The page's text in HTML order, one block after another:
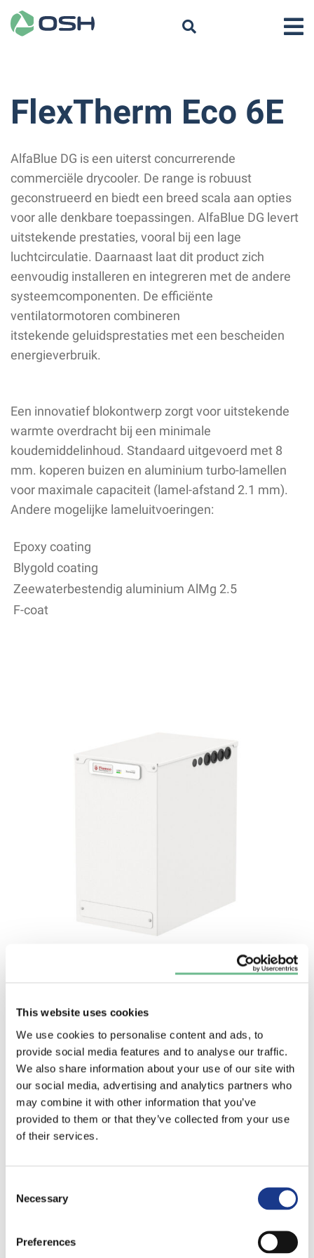
This website uses cookies
We use cookies to personalise content and ads, to
provide social media features and to analyse our traffic.
We also share information about your use of our site with
our social media, advertising and analytics partners who
may combine it with other information that you’ve
provided to them or that they’ve collected from your use
of their services.
Selection
Necessary
Preferences
FlexTherm Eco 6E
AlfaBlue DG is een uiterst concurrerende
commerciële drycooler. De range is robuust
geconstrueerd en biedt een breed scala aan opties
voor alle denkbare toepassingen. AlfaBlue DG levert
uitstekende prestaties, vooral bij een lage
luchtcirculatie. Daarnaast laat dit product zich
eenvoudig installeren en integreren met de andere
systeemcomponenten. De efficiënte
ventilatormotoren combineren
itstekende geluidsprestaties met een bescheiden
energieverbruik.
Een innovatief blokontwerp zorgt voor uitstekende
warmte overdracht bij een minimale
koudemiddelinhoud. Standaard uitgevoerd met 8
mm. koperen buizen en aluminium turbo-lamellen
voor maximale capaciteit (lamel-afstand 2.1 mm).
Andere mogelijke lameluitvoeringen:
Epoxy coating
Blygold coating
Zeewaterbestendig aluminium AlMg 2.5
F-coat
kenmerken en technische
specificaties
Min./max. bedrijfsdruk: 1,5-10 bar.
Min./max. bedrijfstemperatuur: 0°C/80°C.
Aansluitingen: 230V (16A)
Tankvolume: 142 Liter